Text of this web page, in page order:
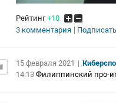
Рейтинг+10
3 комментария
15 февраля 2021 |
14:13 Филиппинский про-